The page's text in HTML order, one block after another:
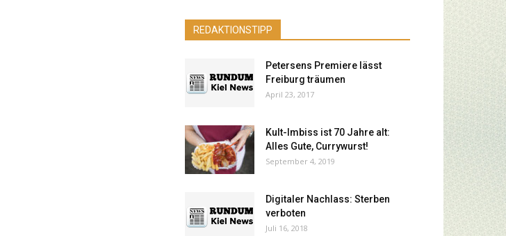
REDAKTIONSTIPP
Petersens Premiere lässt
Freiburg träumen
April 23, 2017
Kult-Imbiss ist 70 Jahre alt:
Alles Gute, Currywurst!
September 4, 2019
Digitaler Nachlass: Sterben
verboten
Juli 16, 2018